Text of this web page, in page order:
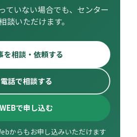
ていない場合でも、センター
談いただけます。
を相談・依頼する
電話で相談する
WEBで申し込む
からもお申し込みいただけます